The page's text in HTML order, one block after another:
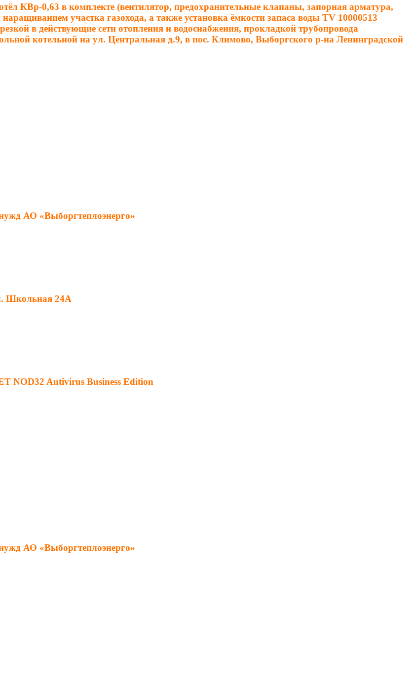
КВр-0,63 в комплекте (вентилятор, предохранительные клапаны, запорная арматура,
участка газохода, а также установка ёмкости запаса воды TV 10000513
в действующие сети отопления и водоснабжения, прокладкой трубопровода
котельной на ул. Центральная д.9, в пос. Климово, Выборгского р-на Ленинградской
АО «Выборгтеплоэнерго»
Школьная 24А
NOD32 Antivirus Business Edition
АО «Выборгтеплоэнерго»